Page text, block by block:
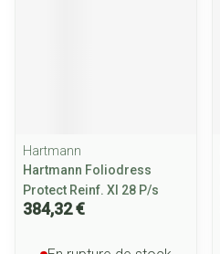
Hartmann
Hartmann Foliodress
Protect Reinf. Xl 28 P/s
384,32 €